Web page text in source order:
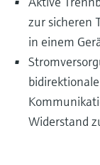
zur sicheren
in einem
Widerstand